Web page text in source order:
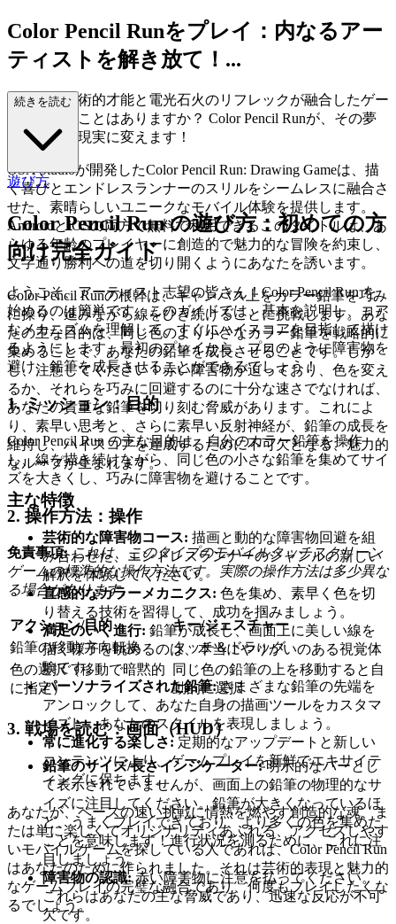
Color Pencil Runをプレイ：内なるアー
ティストを解き放て！...
あなたの芸術的才能と電光石火のリフレックが融合したゲー
ムを夢見たことはありますか？ Color Pencil Runが、その夢
を鮮やかな現実に変えます！
OSA Studioが開発したColor Pencil Run: Drawing Gameは、描
く喜びとエンドレスランナーのスリルをシームレスに融合さ
せた、素晴らしいユニークなモバイル体験を提供します。
AndroidとiOSの両方で無料で利用できるこのタイトルは、あ
らゆる年齢のプレイヤーに創造的で魅力的な冒険を約束し、
文字通り勝利への道を切り開くようにあなたを誘います。
Color Pencil Runの根幹は、キャンバス上をカラー鉛筆を巧み
に操り、進みながら線をひき続けることに挑戦します。あな
たの主な目的は、同じ色のより小さなカラー鉛筆を戦略的に
集めることで、あなたの鉛筆を成長させることです。しか
し、注意してください！赤い障害物が迫っており、色を変え
るか、それらを巧みに回避するのに十分な速さでなければ、
あなたの貴重な鉛筆を切り刻む脅威があります。これによ
り、素早い思考と、さらに素早い反射神経が、鉛筆の成長を
維持し、ハイスコアを達成するために不可欠となる、魅力的
なループが生まれます。
主な特徴
芸術的な障害物コース: 描画と動的な障害物回避を組
み合わせた、エンドレスランナーのジャンルの新しい
解釈を体験してください。
直感的なカラーメカニクス: 色を集め、素早く色を切
り替える技術を習得して、成功を掴みましょう。
満足のいく進行: 鉛筆が成長し、画面上に美しい線を
描く様子を眺めるのは、本当にやりがいのある視覚体
験です。
パーソナライズされた鉛筆:さまざまな鉛筆の先端を
アンロックして、あなた自身の描画ツールをカスタマ
イズし、あなたのスタイルを表現しましょう。
常に進化する楽しさ: 定期的なアップデートと新しい
コンテンツにより、ゲームプレイを新鮮でエキサイテ
ィングに保ちます。
あなたが、ペースの速い挑戦に情熱を燃やす創造的な魂、ま
たは単に楽しくてオリジナリティあふれる、アクセスしやす
いモバイルゲームを探している人であれば、Color Pencil Run
はあなたのために作られました。それは芸術的表現と魅力的
なゲームプレイの完璧な融合であり、何度もプレイしたくな
るでしょう。
続きを読む
遊び方
Color Pencil Run の遊び方：初めての方
向け完全ガイド
ようこそ、アーティスト志望の皆さん！Color Pencil Run を
始めるのは簡単です。このガイドでは、基本を説明し、コア
なメカニズムを理解して、すぐにハイスコアを目指して描け
るようにします。最初のプレイから、プロのように障害物を
避け、鉛筆を成長させることができるでしょう！
1. ミッション：目的
Color Pencil Run の主な目的は、自分のカラー鉛筆を操作
し、線を描き続けながら、同じ色の小さな鉛筆を集めてサイ
ズを大きくし、巧みに障害物を避けることです。
2. 操作方法：操作
免責事項: これは、このタイプのモバイルタッチスクリーン
ゲームの標準的な操作方法です。実際の操作方法は多少異な
る場合があります。
アクション/目的
キー/ジェスチャー
鉛筆の移動/方向転換
タッチ＆ドラッグ
色の選択（移動で暗黙的
に指定）
同じ色の鉛筆の上を移動すると自
動的に選択
3. 戦場を読む：画面（HUD）
鉛筆のサイズ/長さインジケーター:明示的なバーとし
て表示されていませんが、画面上の鉛筆の物理的なサ
イズに注目してください。鉛筆が大きくなっているほ
ど、うまくプレイできており、より多くの色を集めた
ことを意味します！進行状況を測るために、これに注
目しましょう。
障害物の認識:赤い障害物に注意を払ってください。
これらはあなたの主な脅威であり、迅速な反応が不可
欠です。